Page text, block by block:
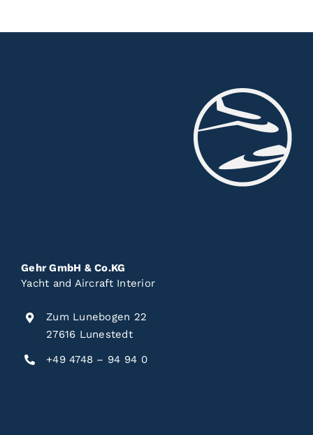
Gehr GmbH & Co.KG
Yacht and Aircraft Interior
Zum Lunebogen 22
27616 Lunestedt
+49 4748 – 94 94 0